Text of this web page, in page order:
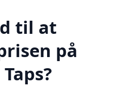
til at
på